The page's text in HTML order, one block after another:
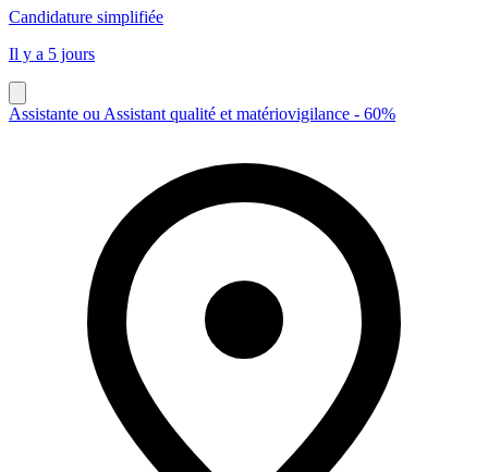
Candidature simplifiée
Il y a 5 jours
Assistante ou Assistant qualité et matériovigilance - 60%